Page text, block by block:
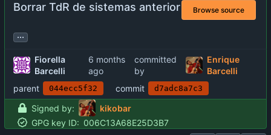
Borrar TdR de sistemas anterior Browse source
...
Fiorella
Barcelli
committed
by
Enrique
Barcelli
parent
044ecc5f32 commit d7adc8a7c3
Signed by:
kikobar
GPG key ID: 006C13A68E25D3B7